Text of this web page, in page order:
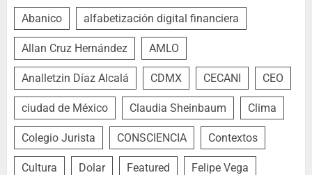
Abanico alfabetización digital financiera
Allan Cruz Hernández AMLO
Analletzin Díaz Alcalá CDMX CECANI CEO
ciudad de México Claudia Sheinbaum Clima
Colegio Jurista CONSCIENCIA Contextos
Cultura Dolar Featured Felipe Vega